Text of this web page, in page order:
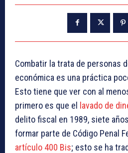
Combatir la trata de personas
económica es una práctica
Esto tiene que ver con al
primero es que el lavado de
delito fiscal en 1989, siete
formar parte de Código Penal
artículo 400 Bis; esto se ha